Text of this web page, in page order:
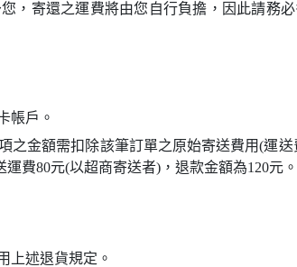
，寄還之運費將由您自行負擔，因此請務
帳戶。
之金額需扣除該筆訂單之原始寄送費用(運
費80元(以超商寄送者)，退款金額為120元。
上述退貨規定。